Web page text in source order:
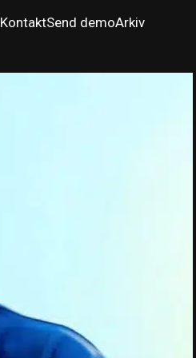
KontaktSend demoArkiv